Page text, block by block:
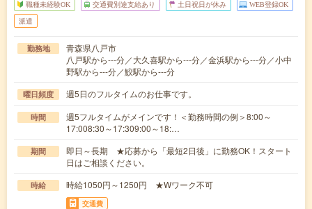
職種未経験OK 交通費別途支給あり 土日祝日が休み WEB登録OK
派遣
勤務地
青森県八戸市
八戸駅から---分／大久喜駅から---分／金浜駅から---分／小中
野駅から---分／鮫駅から---分
曜日頻度 週5日のフルタイムのお仕事です。
時間
週5フルタイムがメインです！＜勤務時間の例＞8:00～
17:008:30～17:309:00～18:…
期間
即日～長期 ★応募から「最短2日後」に勤務OK！スタート
日はご相談ください。
時給 時給1050円～1250円 ★Wワーク不可
交通費